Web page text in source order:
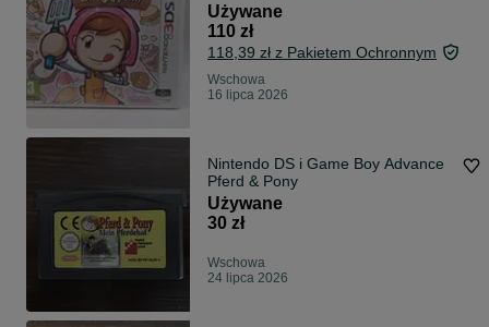
Używane
110 zł
118,39 zł z Pakietem Ochronnym
Wschowa
16 lipca 2026
Nintendo DS i Game Boy Advance
Pferd & Pony
Używane
30 zł
Wschowa
24 lipca 2026